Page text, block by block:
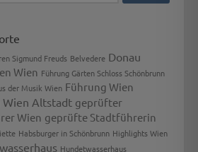
Sigmund Freuds Belvedere Donau
Wien Führung Gärten Schloss Schönbrunn
der Musik Wien Führung Wien
Wien Altstadt geprüfter
Wien geprüfte Stadtführerin
Habsburger in Schönbrunn Highlights Wien
Hundetwasserhaus